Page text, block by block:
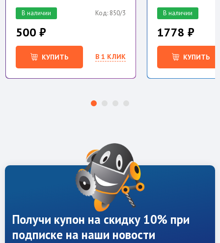
В наличии Код: 850/3
500 ₽
КУПИТЬ В 1 КЛИК
В наличии
1778 ₽
КУПИТЬ
Получи купон на скидку 10% при
подписке на наши новости